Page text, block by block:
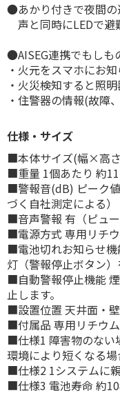
●あかり付きで夜間の
声と同時にLEDで避
●AISEG連携でもしも
・火元をスマホにお
・火災検知すると照
・住警器の情報(故障
仕様・サイズ
■本体サイズ(幅×高
■重量 1個あたり 約
■警報音(dB) ピーク
づく自社測定による）
■音声警報 有（ピュー
■電源方式 専用リチウ
■電池切れお知らせ機
灯（警報停止ボタン
■自動警報停止機能
止します。
■設置位置 天井面・
■付属品 専用リチウム
■仕様1 障害物のない
環境により短くなる場
■仕様2 1システムに
■仕様3 電池寿命 約